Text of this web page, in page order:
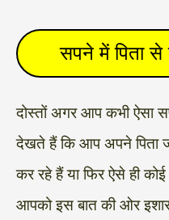
सपने में पिता
दोस्तों अगर आप कभी ऐसा
देखते हैं कि आप अपने पिता
कर रहे हैं या फिर ऐसे ही
आपको इस बात की ओर